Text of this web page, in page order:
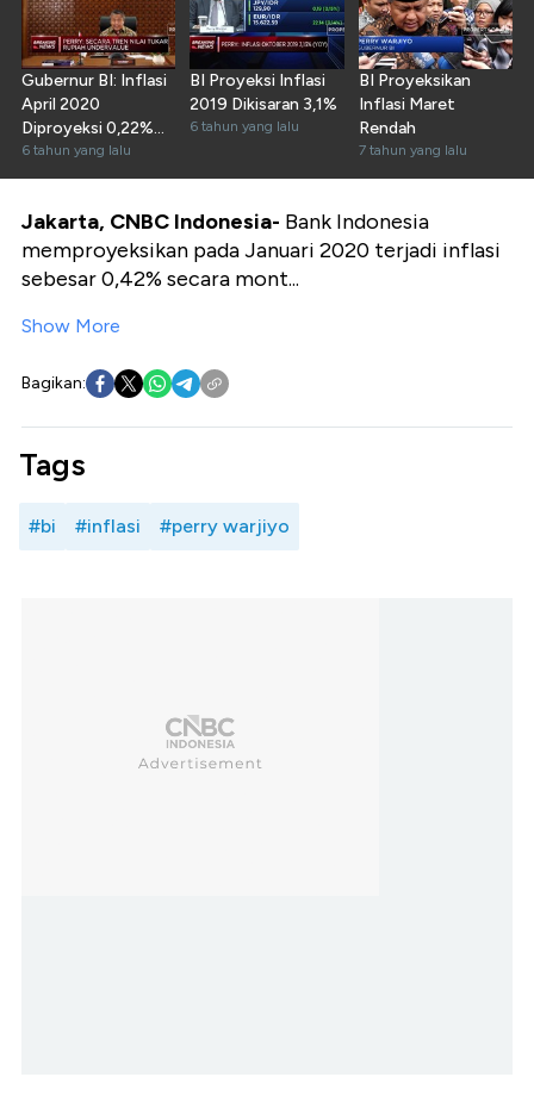
Gubernur BI: Inflasi
April 2020
Diproyeksi 0,22%
(mtm)
6 tahun yang lalu
BI Proyeksi Inflasi
2019 Dikisaran 3,1%
6 tahun yang lalu
BI Proyeksikan
Inflasi Maret
Rendah
7 tahun yang lalu
Jakarta, CNBC Indonesia- Bank Indonesia
memproyeksikan pada Januari 2020 terjadi inflasi
sebesar 0,42% secara mont...
Show More
Bagikan:
Tags
#bi #inflasi #perry warjiyo